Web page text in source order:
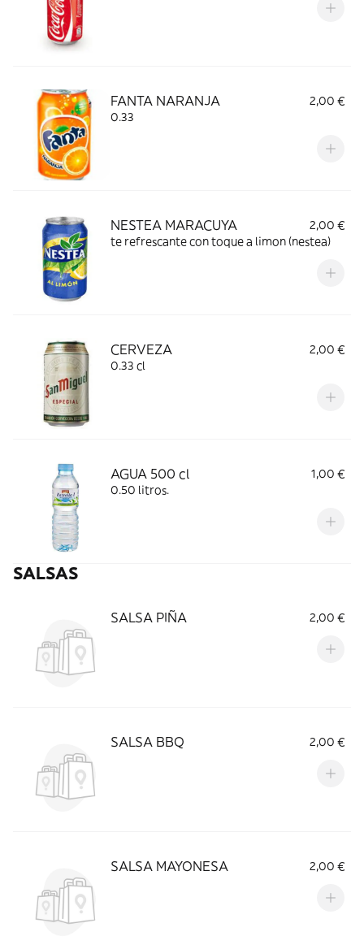
FANTA NARANJA
2,00 €
0.33
NESTEA MARACUYA
2,00 €
te refrescante con toque a limon (nestea)
CERVEZA
2,00 €
0.33 cl
AGUA 500 cl
1,00 €
0.50 litros.
SALSAS
SALSA PIÑA 2,00 €
SALSA BBQ 2,00 €
SALSA MAYONESA 2,00 €